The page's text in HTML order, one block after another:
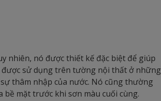
nhiên, nó được thiết kế đặc biệt để giúp
được sử dụng trên tường nội thất ở những
thâm nhập của nước. Nó cũng thường
mặt trước khi sơn màu cuối cùng.